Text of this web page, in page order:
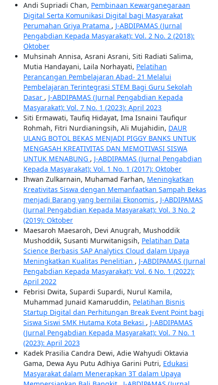
Andi Supriadi Chan, Pembinaan Kewarganegaraan
Digital Serta Komunikasi Digital bagi Masyarakat
Perumahan Griya Pratama , J-ABDIPAMAS (Jurnal
Pengabdian Kepada Masyarakat): Vol. 2 No. 2 (2018):
Oktober
Muhsinah Annisa, Asrani Asrani, Siti Radiati Salima,
Mutia Handayani, Laila Norhayati, Pelatihan
Perancangan Pembelajaran Abad- 21 Melalui
Pembelajaran Terintegrasi STEM Bagi Guru Sekolah
Dasar , J-ABDIPAMAS (Jurnal Pengabdian Kepada
Masyarakat): Vol. 7 No. 1 (2023): April 2023
Siti Ermawati, Taufiq Hidayat, Ima Isnaini Taufiqur
Rohmah, Fitri Nurdianingsih, Ali Mujahidin, DAUR
ULANG BOTOL BEKAS MENJADI PIGGY BANKS UNTUK
MENGASAH KREATIVITAS DAN MEMOTIVASI SISWA
UNTUK MENABUNG , J-ABDIPAMAS (Jurnal Pengabdian
Kepada Masyarakat): Vol. 1 No. 1 (2017): Oktober
Ihwan Zulkarnain, Muhamad Farhan, Meningkatkan
Kreativitas Siswa dengan Memanfaatkan Sampah Bekas
menjadi Barang yang bernilai Ekonomis , J-ABDIPAMAS
(Jurnal Pengabdian Kepada Masyarakat): Vol. 3 No. 2
(2019): Oktober
Maesaroh Maesaroh, Devi Anugrah, Mushoddik
Mushoddik, Susanti Murwitanigsih, Pelatihan Data
Science Berbasis SAP Analytics Cloud dalam Upaya
Meningkatkan Kualitas Penelitian , J-ABDIPAMAS (Jurnal
Pengabdian Kepada Masyarakat): Vol. 6 No. 1 (2022):
April 2022
Febrisi Dwita, Supardi Supardi, Nurul Kamila,
Muhammad Junaid Kamaruddin, Pelatihan Bisnis
Startup Digital dan Perhitungan Break Event Point bagi
Siswa Siswi SMK Hutama Kota Bekasi , J-ABDIPAMAS
(Jurnal Pengabdian Kepada Masyarakat): Vol. 7 No. 1
(2023): April 2023
Kadek Prasilia Candra Dewi, Adie Wahyudi Oktavia
Gama, Dewa Ayu Putu Adhiya Garini Putri, Edukasi
Masyarakat dalam Menerapkan 3T dalam Upaya